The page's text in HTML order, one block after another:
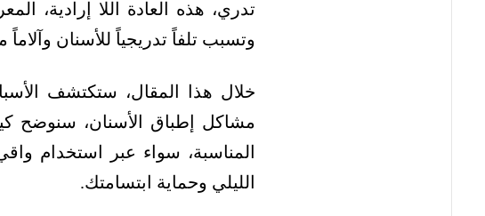
تدري، هذه العادة اللا إرادية،
وتسبب تلفاً تدريجياً للأسنان
خلال هذا المقال، ستكتشف
مشاكل إطباق الأسنان، سنوضح
المناسبة، سواء عبر استخدام
الليلي وحماية ابتسامتك.